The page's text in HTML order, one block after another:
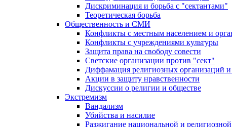
Дискриминация и борьба с "сектантами"
Теоретическая борьба
Общественность и СМИ
Конфликты с местным населением и
Конфликты с учреждениями культуры
Защита права на свободу совести
Светские организации против "сект"
Диффамация религиозных организаций
Акции в защиту нравственности
Дискуссии о религии и обществе
Экстремизм
Вандализм
Убийства и насилие
Разжигание национальной и